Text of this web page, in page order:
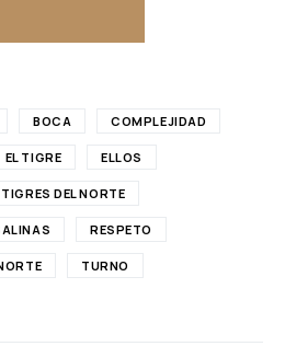
BOCA COMPLEJIDAD
EL TIGRE ELLOS
DEL NORTE
RESPETO
TURNO